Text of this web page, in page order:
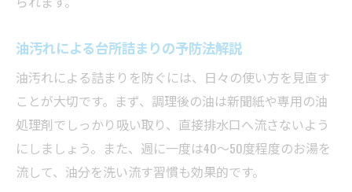
油汚れによる台所詰まりの予防法解説
油汚れによる詰まりを防ぐには、日々の使い方を見直す
ことが大切です。まず、調理後の油は新聞紙や専用の油
処理剤でしっかり吸い取り、直接排水口へ流さないよう
にしましょう。また、週に一度は40〜50度程度のお湯を
流して、油分を洗い流す習慣も効果的です。